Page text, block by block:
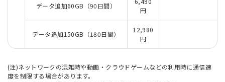
データ追加60GB（90日間）
円
データ追加150GB（180日間）
12,980
円
(注)ネットワークの混雑時や動画・クラウドゲームなどの利用時に通信速
度を制限する場合があります。